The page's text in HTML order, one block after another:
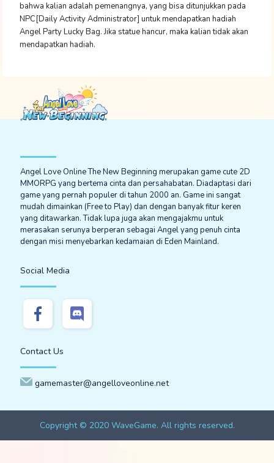
bahwa kalian adalah pemenangnya, yang bisa ditunjukkan pada
NPC[Daily Activity Administrator] untuk mendapatkan hadiah
Angel Party Lucky Bag. Jika statue hancur, maka kalian tidak akan
mendapatkan hadiah.
Angel Love Online The New Beginning merupakan game cute 2D
MMORPG yang bertema cinta dan persahabatan. Diadaptasi dari
game yang pernah populer di tahun 2000 an. Game ini sangat
mudah dimainkan (Free to Play) dan dengan banyak fitur keren
yang ditawarkan. Tidak lupa juga akan mengajakmu untuk
merasakan serunya berperan sebagai Angel yang penuh cinta
dengan misi menyebarkan kedamaian di Eden Mainland.
Social Media
Contact Us
gamemaster@angelloveonline.net
Copyright © 2020 WaveGame. All rights reserved.